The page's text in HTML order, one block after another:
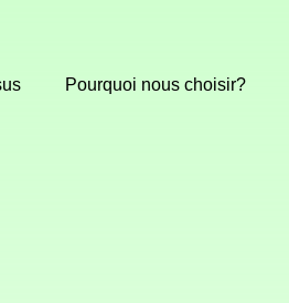
Pourquoi nous choisir?